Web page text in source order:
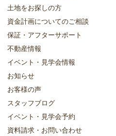
土地をお探しの方
資金計画についてのご相談
保証・アフターサポート
不動産情報
イベント・見学会情報
お知らせ
お客様の声
スタッフブログ
イベント・見学会予約
資料請求・お問い合わせ